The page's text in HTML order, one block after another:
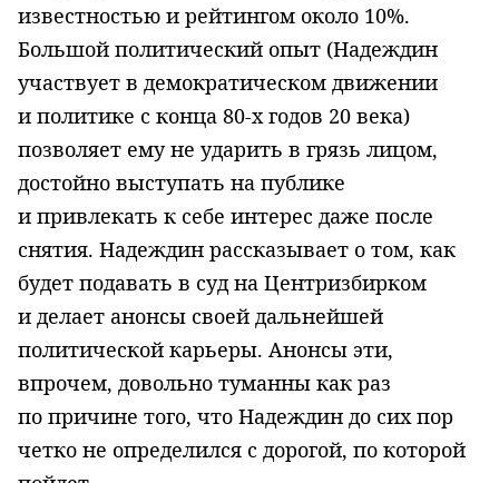
известностью и рейтингом около 10%.
Большой политический опыт (Надеждин
участвует в демократическом движении
и политике с конца 80-х годов 20 века)
позволяет ему не ударить в грязь лицом,
достойно выступать на публике
и привлекать к себе интерес даже после
снятия. Надеждин рассказывает о том, как
будет подавать в суд на Центризбирком
и делает анонсы своей дальнейшей
политической карьеры. Анонсы эти,
впрочем, довольно туманны как раз
по причине того, что Надеждин до сих пор
четко не определился с дорогой, по которой